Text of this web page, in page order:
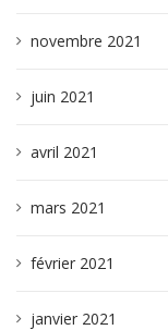
novembre 2021
juin 2021
avril 2021
mars 2021
février 2021
janvier 2021